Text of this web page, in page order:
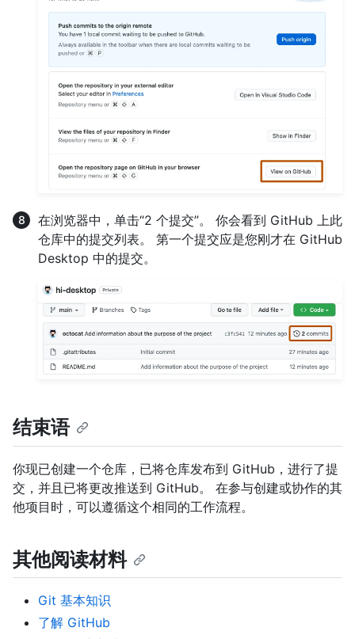
在浏览器中，单击“2 个提交”。 你会看到 GitHub 上此
仓库中的提交列表。 第一个提交应是您刚才在 GitHub
Desktop 中的提交。
结束语
你现已创建一个仓库，已将仓库发布到 GitHub，进行了提
交，并且已将更改推送到 GitHub。 在参与创建或协作的其
他项目时，可以遵循这个相同的工作流程。
其他阅读材料
Git 基本知识
了解 GitHub